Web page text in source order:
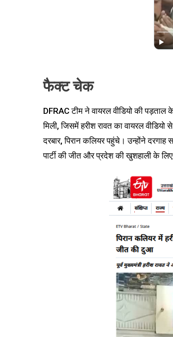
फैक्टचेक
DFRAC टीम ने वायरल वीडियो की
मिली, जिसमें हरीश रावत का वायरल वीडियो
दरबार, पिरान कलियर पहुंचे। उन्होंने
पार्टी की जीत और प्रदेश की खुशहाली के